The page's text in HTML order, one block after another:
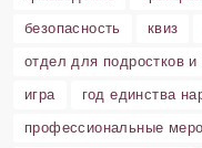
безопасность
квиз
отдел для подростков
игра
год единства
профессиональные